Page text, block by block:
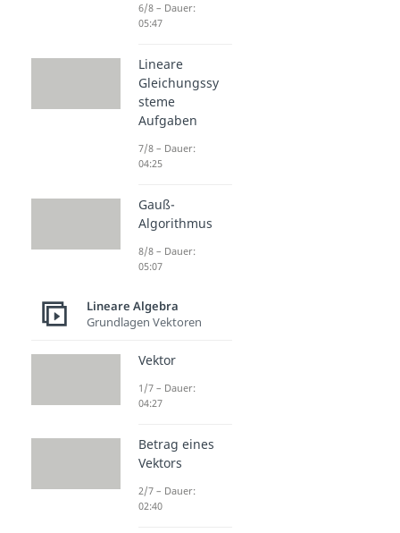
6/8 – Dauer:
05:47
Lineare
Gleichungssy
steme
Aufgaben
7/8 – Dauer:
04:25
Gauß-
Algorithmus
8/8 – Dauer:
05:07
Lineare Algebra
Grundlagen Vektoren
Vektor
1/7 – Dauer:
04:27
Betrag eines
Vektors
2/7 – Dauer:
02:40